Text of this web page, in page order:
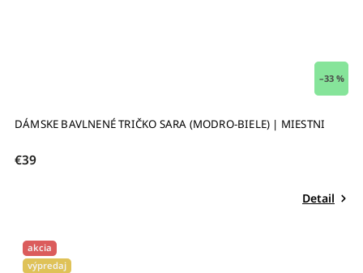
–33 %
DÁMSKE BAVLNENÉ TRIČKO SARA (MODRO-BIELE) | MIESTNI
€39
Detail
akcia
výpredaj